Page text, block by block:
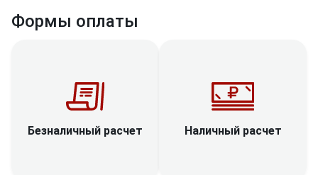
Формы оплаты
Безналичный расчет Наличный расчет